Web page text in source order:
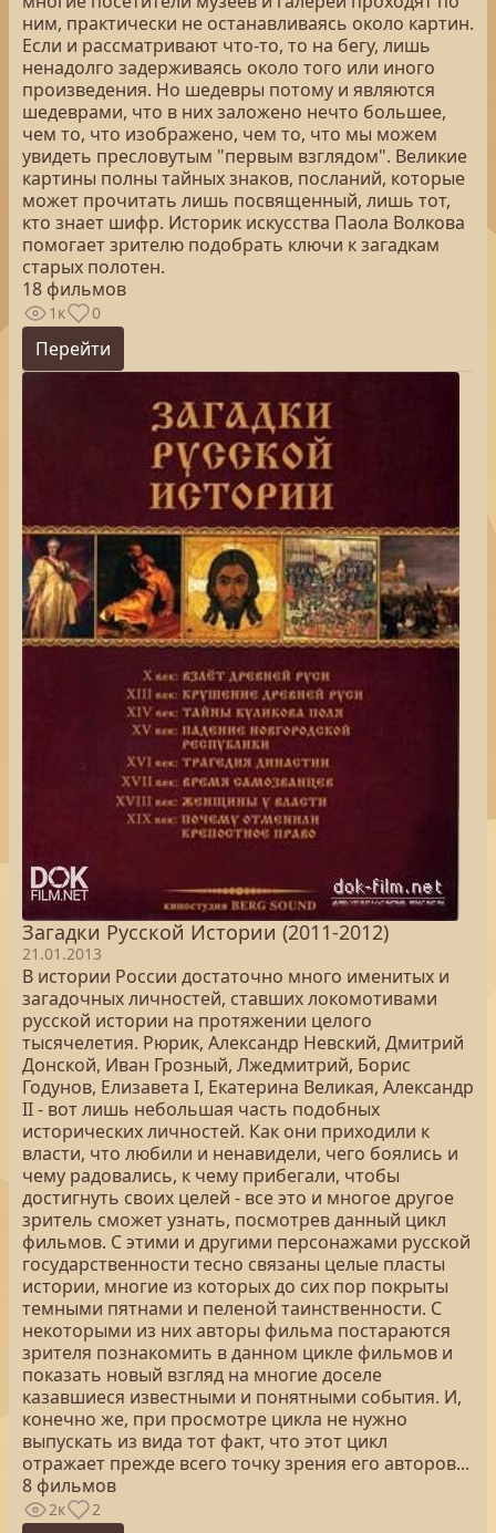
ним, практически не останавливаясь около картин.
Если и рассматривают что-то, то на бегу, лишь
ненадолго задерживаясь около того или иного
произведения. Но шедевры потому и являются
шедеврами, что в них заложено нечто большее,
чем то, что изображено, чем то, что мы можем
увидеть пресловутым "первым взглядом". Великие
картины полны тайных знаков, посланий, которые
может прочитать лишь посвященный, лишь тот,
кто знает шифр. Историк искусства Паола Волкова
помогает зрителю подобрать ключи к загадкам
старых полотен.
18 фильмов
1к 0
Перейти
Загадки Русской Истории (2011-2012)
21.01.2013
В истории России достаточно много именитых и
загадочных личностей, ставших локомотивами
русской истории на протяжении целого
тысячелетия. Рюрик, Александр Невский, Дмитрий
Донской, Иван Грозный, Лжедмитрий, Борис
Годунов, Елизавета I, Екатерина Великая, Александр
II - вот лишь небольшая часть подобных
исторических личностей. Как они приходили к
власти, что любили и ненавидели, чего боялись и
чему радовались, к чему прибегали, чтобы
достигнуть своих целей - все это и многое другое
зритель сможет узнать, посмотрев данный цикл
фильмов. С этими и другими персонажами русской
государственности тесно связаны целые пласты
истории, многие из которых до сих пор покрыты
темными пятнами и пеленой таинственности. С
некоторыми из них авторы фильма постараются
зрителя познакомить в данном цикле фильмов и
показать новый взгляд на многие доселе
казавшиеся известными и понятными события. И,
конечно же, при просмотре цикла не нужно
выпускать из вида тот факт, что этот цикл
отражает прежде всего точку зрения его авторов...
8 фильмов
2к 2